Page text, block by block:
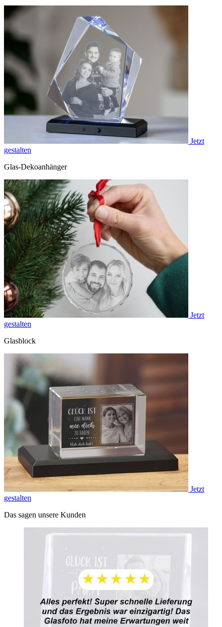
Jetzt
gestalten
Glas-Dekoanhänger
Jetzt
gestalten
Glasblock
Jetzt
gestalten
Das sagen unsere Kunden